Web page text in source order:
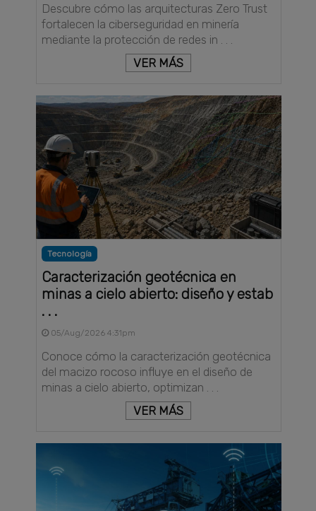
Descubre cómo las arquitecturas Zero Trust
fortalecen la ciberseguridad en minería
mediante la protección de redes in . . .
VER MÁS
Tecnología
Caracterización geotécnica en
minas a cielo abierto: diseño y estab
. . .
05/Aug/2026 4:31pm
Conoce cómo la caracterización geotécnica
del macizo rocoso influye en el diseño de
minas a cielo abierto, optimizan . . .
VER MÁS